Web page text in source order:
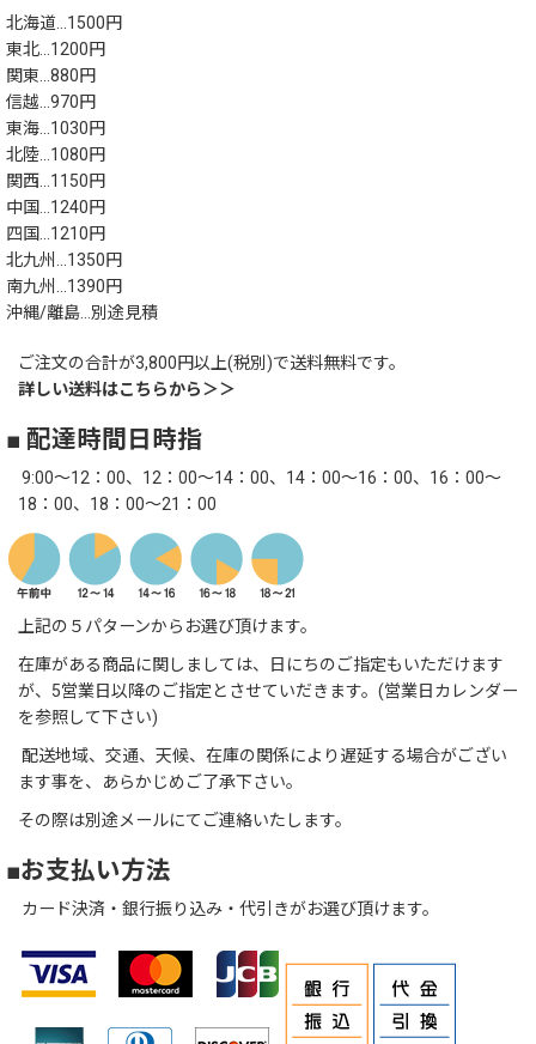
北海道…1500円
東北…1200円
関東…880円
信越…970円
東海…1030円
北陸…1080円
関西…1150円
中国…1240円
四国…1210円
北九州…1350円
南九州…1390円
沖縄/離島…別途見積
ご注文の合計が3,800円以上(税別)で送料無料です。
詳しい送料はこちらから＞＞
■ 配達時間日時指
9:00～12：00、12：00～14：00、14：00～16：00、16：00～
18：00、18：00～21：00
上記の５パターンからお選び頂けます。
在庫がある商品に関しましては、日にちのご指定もいただけます
が、5営業日以降のご指定とさせていだきます。(営業日カレンダー
を参照して下さい)
配送地域、交通、天候、在庫の関係により遅延する場合がござい
ます事を、あらかじめご了承下さい。
その際は別途メールにてご連絡いたします。
■お支払い方法
カード決済・銀行振り込み・代引きがお選び頂けます。